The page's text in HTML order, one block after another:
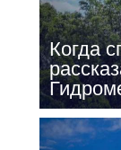
Когда